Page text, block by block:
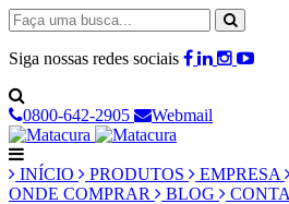
Siga nossas redes sociais
0800-642-2905 Webmail
INÍCIO PRODUTOS EMPRESA
ONDE COMPRAR
BLOG